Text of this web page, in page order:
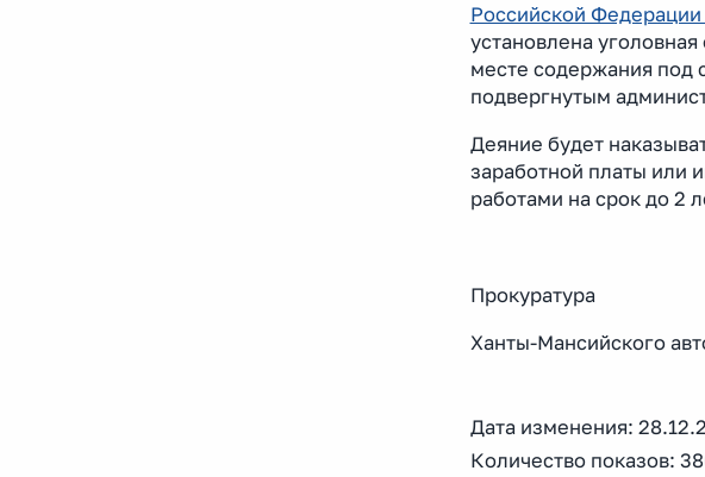
Российской Федерации
установлена
месте содержания под
подвергнутым
Деяние будет
заработной платы или
работами на срок до 2
Прокуратура
Ханты-Мансийского
Дата изменения:
Количество показов: